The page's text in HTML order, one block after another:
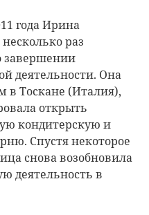
года Ирина
раз
завершении
деятельности. Она
в Тоскане (Италия),
открыть
кондитерскую и
Спустя некоторое
снова возобновила
деятельность в